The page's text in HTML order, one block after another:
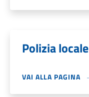
Polizia locale
VAI ALLA PAGINA